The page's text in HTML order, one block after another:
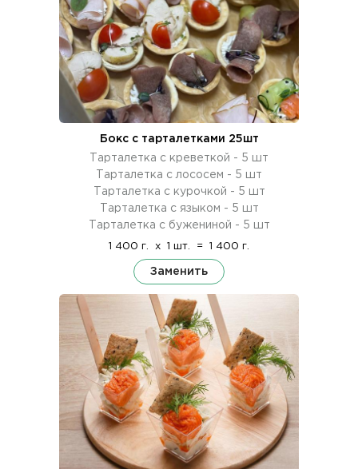
Бокс с тарталетками 25шт
Тарталетка с креветкой - 5 шт
Тарталетка с лососем - 5 шт
Тарталетка с курочкой - 5 шт
Тарталетка с языком - 5 шт
Тарталетка с бужениной - 5 шт
1 400 г. x 1 шт. = 1 400 г.
Заменить